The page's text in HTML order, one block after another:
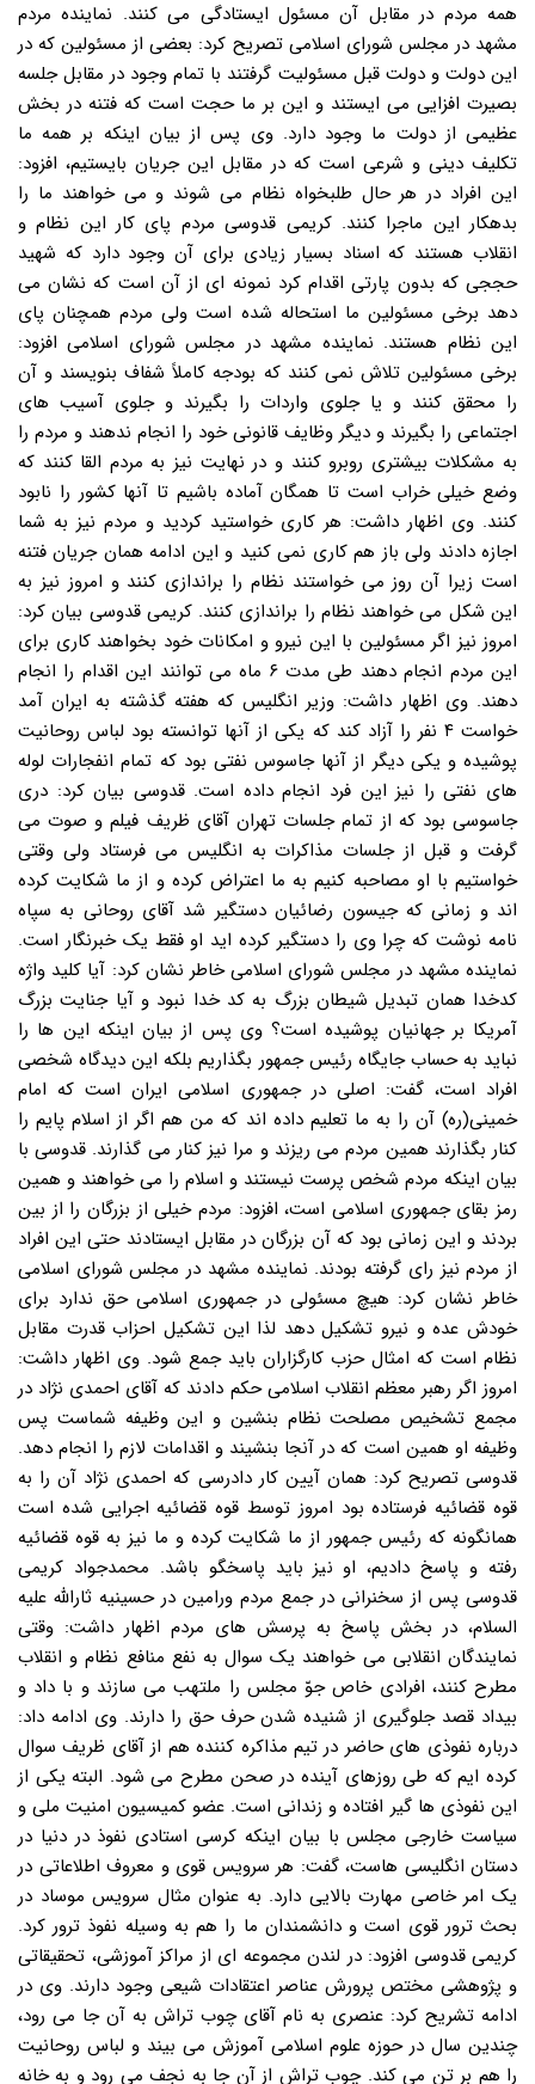
همه مردم در مقابل آن مسئول ایستادگی می کنند. نماینده مردم
مشهد در مجلس شورای اسلامی تصریح کرد: بعضی از مسئولین که در
این دولت و دولت قبل مسئولیت گرفتند با تمام وجود در مقابل جلسه
بصیرت افزایی می ایستند و این بر ما حجت است که فتنه در بخش
عظیمی از دولت ما وجود دارد. وی پس از بیان اینکه بر همه ما
تکلیف دینی و شرعی است که در مقابل این جریان بایستیم، افزود:
این افراد در هر حال طلبخواه نظام می شوند و می خواهند ما را
بدهکار این ماجرا کنند. کریمی قدوسی مردم پای کار این نظام و
انقلاب هستند که اسناد بسیار زیادی برای آن وجود دارد که شهید
حججی که بدون پارتی اقدام کرد نمونه ای از آن است که نشان می
دهد برخی مسئولین ما استحاله شده است ولی مردم همچنان پای
این نظام هستند. نماینده مشهد در مجلس شورای اسلامی افزود:
برخی مسئولین تلاش نمی کنند که بودجه کاملاً شفاف بنویسند و آن
را محقق کنند و یا جلوی واردات را بگیرند و جلوی آسیب های
اجتماعی را بگیرند و دیگر وظایف قانونی خود را انجام ندهند و مردم را
به مشکلات بیشتری روبرو کنند و در نهایت نیز به مردم القا کنند که
وضع خیلی خراب است تا همگان آماده باشیم تا آنها کشور را نابود
کنند. وی اظهار داشت: هر کاری خواستید کردید و مردم نیز به شما
اجازه دادند ولی باز هم کاری نمی کنید و این ادامه همان جریان فتنه
است زیرا آن روز می خواستند نظام را براندازی کنند و امروز نیز به
این شکل می خواهند نظام را براندازی کنند. کریمی قدوسی بیان کرد:
امروز نیز اگر مسئولین با این نیرو و امکانات خود بخواهند کاری برای
این مردم انجام دهند طی مدت ۶ ماه می توانند این اقدام را انجام
دهند. وی اظهار داشت: وزیر انگلیس که هفته گذشته به ایران آمد
خواست ۴ نفر را آزاد کند که یکی از آنها توانسته بود لباس روحانیت
پوشیده و یکی دیگر از آنها جاسوس نفتی بود که تمام انفجارات لوله
های نفتی را نیز این فرد انجام داده است. قدوسی بیان کرد: دری
جاسوسی بود که از تمام جلسات تهران آقای ظریف فیلم و صوت می
گرفت و قبل از جلسات مذاکرات به انگلیس می فرستاد ولی وقتی
خواستیم با او مصاحبه کنیم به ما اعتراض کرده و از ما شکایت کرده
اند و زمانی که جیسون رضائیان دستگیر شد آقای روحانی به سپاه
نامه نوشت که چرا وی را دستگیر کرده اید او فقط یک خبرنگار است.
نماینده مشهد در مجلس شورای اسلامی خاطر نشان کرد: آیا کلید واژه
کدخدا همان تبدیل شیطان بزرگ به کد خدا نبود و آیا جنایت بزرگ
آمریکا بر جهانیان پوشیده است؟ وی پس از بیان اینکه این ها را
نباید به حساب جایگاه رئیس جمهور بگذاریم بلکه این دیدگاه شخصی
افراد است، گفت: اصلی در جمهوری اسلامی ایران است که امام
خمینی(ره) آن را به ما تعلیم داده اند که من هم اگر از اسلام پایم را
کنار بگذارند همین مردم می ریزند و مرا نیز کنار می گذارند. قدوسی با
بیان اینکه مردم شخص پرست نیستند و اسلام را می خواهند و همین
رمز بقای جمهوری اسلامی است، افزود: مردم خیلی از بزرگان را از بین
بردند و این زمانی بود که آن بزرگان در مقابل ایستادند حتی این افراد
از مردم نیز رای گرفته بودند. نماینده مشهد در مجلس شورای اسلامی
خاطر نشان کرد: هیچ مسئولی در جمهوری اسلامی حق ندارد برای
خودش عده و نیرو تشکیل دهد لذا این تشکیل احزاب قدرت مقابل
نظام است که امثال حزب کارگزاران باید جمع شود. وی اظهار داشت:
امروز اگر رهبر معظم انقلاب اسلامی حکم دادند که آقای احمدی نژاد در
مجمع تشخیص مصلحت نظام بنشین و این وظیفه شماست پس
وظیفه او همین است که در آنجا بنشیند و اقدامات لازم را انجام دهد.
قدوسی تصریح کرد: همان آیین کار دادرسی که احمدی نژاد آن را به
قوه قضائیه فرستاده بود امروز توسط قوه قضائیه اجرایی شده است
همانگونه که رئیس جمهور از ما شکایت کرده و ما نیز به قوه قضائیه
رفته و پاسخ دادیم، او نیز باید پاسخگو باشد. محمدجواد کریمی
قدوسی پس از سخنرانی در جمع مردم ورامین در حسینیه ثارالله علیه
السلام، در بخش پاسخ به پرسش های مردم اظهار داشت: وقتی
نمایندگان انقلابی می خواهند یک سوال به نفع منافع نظام و انقلاب
مطرح کنند، افرادی خاص جوّ مجلس را ملتهب می سازند و با داد و
بیداد قصد جلوگیری از شنیده شدن حرف حق را دارند. وی ادامه داد:
درباره نفوذی های حاضر در تیم مذاکره کننده هم از آقای ظریف سوال
کرده ایم که طی روزهای آینده در صحن مطرح می شود. البته یکی از
این نفوذی ها گیر افتاده و زندانی است. عضو کمیسیون امنیت ملی و
سیاست خارجی مجلس با بیان اینکه کرسی استادی نفوذ در دنیا در
دستان انگلیسی هاست، گفت: هر سرویس قوی و معروف اطلاعاتی در
یک امر خاصی مهارت بالایی دارد. به عنوان مثال سرویس موساد در
بحث ترور قوی است و دانشمندان ما را هم به وسیله نفوذ ترور کرد.
کریمی قدوسی افزود: در لندن مجموعه ای از مراکز آموزشی، تحقیقاتی
و پژوهشی مختص پرورش عناصر اعتقادات شیعی وجود دارند. وی در
ادامه تشریح کرد: عنصری به نام آقای چوب تراش به آن جا می رود،
چندین سال در حوزه علوم اسلامی آموزش می بیند و لباس روحانیت
را هم بر تن می کند. چوب تراش از آن جا به نجف می رود و به خانه